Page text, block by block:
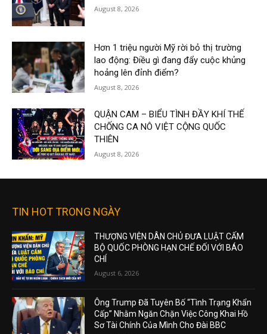
August 8, 2026
Hơn 1 triệu người Mỹ rời bỏ thị trường
lao động: Điều gì đang đẩy cuộc khủng
hoảng lên đỉnh điểm?
August 8, 2026
QUẬN CAM – BIỂU TÌNH ĐẦY KHÍ THẾ
CHỐNG CA NÔ VIỆT CỘNG QUỐC
THIÊN
August 8, 2026
TIN HOT TRONG NGÀY
THƯỢNG VIỆN DÂN CHỦ ĐƯA LUẬT CẤM
BỘ QUỐC PHÒNG HẠN CHẾ ĐỐI VỚI BÁO
CHÍ
August 6, 2026
Ông Trump Đã Tuyên Bố “Tình Trạng Khẩn
Cấp” Nhằm Ngăn Chặn Việc Công Khai Hồ
Sơ Tài Chính Của Mình Cho Đài BBC